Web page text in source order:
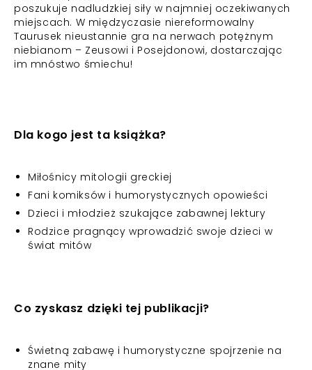
poszukuje nadludzkiej siły w najmniej oczekiwanych
miejscach. W międzyczasie niereformowalny
Taurusek nieustannie gra na nerwach potężnym
niebianom – Zeusowi i Posejdonowi, dostarczając
im mnóstwo śmiechu!
Dla kogo jest ta książka?
Miłośnicy mitologii greckiej
Fani komiksów i humorystycznych opowieści
Dzieci i młodzież szukające zabawnej lektury
Rodzice pragnący wprowadzić swoje dzieci w
świat mitów
Co zyskasz dzięki tej publikacji?
Świetną zabawę i humorystyczne spojrzenie na
znane mity